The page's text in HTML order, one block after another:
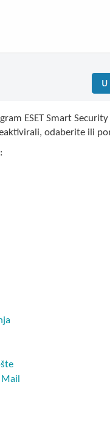
ESET Smart
odaberite ili